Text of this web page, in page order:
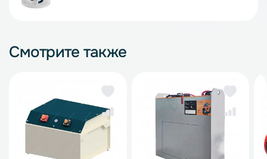
Смотрите также